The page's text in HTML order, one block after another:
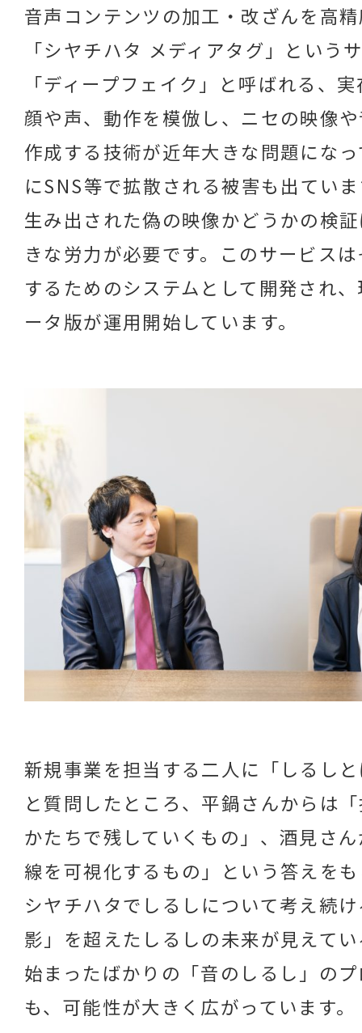
音声コンテンツの加工・改ざんを高
「シヤチハタ メディアタグ」という
「ディープフェイク」と呼ばれる、
顔や声、動作を模倣し、ニセの映像
作成する技術が近年大きな問題にな
にSNS等で拡散される被害も出てい
生み出された偽の映像かどうかの検
きな労力が必要です。このサービス
するためのシステムとして開発され
ータ版が運用開始しています。
新規事業を担当する二人に「しるし
と質問したところ、平鍋さんからは
かたちで残していくもの」、酒見さ
線を可視化するもの」という答えを
シヤチハタでしるしについて考え続
影」を超えたしるしの未来が見えて
始まったばかりの「音のしるし」の
も、可能性が大きく広がっています。